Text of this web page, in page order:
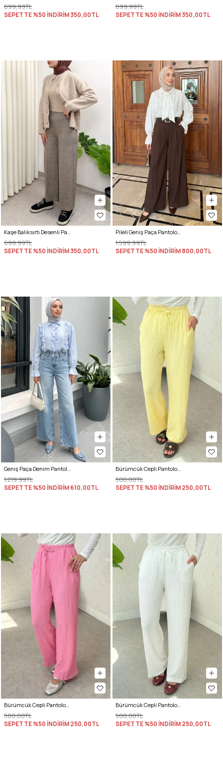
699,99TL
SEPETTE %50 İNDİRİM350,00TL
699,99TL
SEPETTE %50 İNDİRİM350,00TL
Kaşe Balıksırtı Desenli Pantolon 0055 - KAHVERENGİ
699,99TL
SEPETTE %50 İNDİRİM350,00TL
Pileli Geniş Paça Pantolon 72692 - KAHVERENGİ
1.599,99TL
SEPETTE %50 İNDİRİM800,00TL
1.219,99TL
SEPETTE %50 İNDİRİM610,00TL
500,00TL
SEPETTE %50 İNDİRİM250,00TL
500,00TL
SEPETTE %50 İNDİRİM250,00TL
500,00TL
SEPETTE %50 İNDİRİM250,00TL